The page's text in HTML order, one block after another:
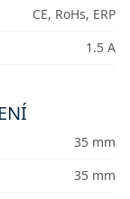
CE, RoHs, ERP
1.5 A
35 mm
35 mm